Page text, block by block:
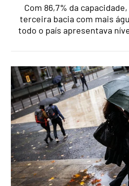
Com 86,7% da
terceira bacia com mais
todo o país apresentava